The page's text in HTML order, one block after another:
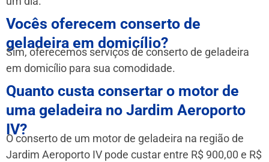
Vocês oferecem conserto de
geladeira em domicílio?
Sim, oferecemos serviços de conserto de geladeira
em domicílio para sua comodidade.
Quanto custa consertar o motor de
uma geladeira no Jardim Aeroporto
IV?
O conserto de um motor de geladeira na região de
Jardim Aeroporto IV pode custar entre R$ 900,00 e R$